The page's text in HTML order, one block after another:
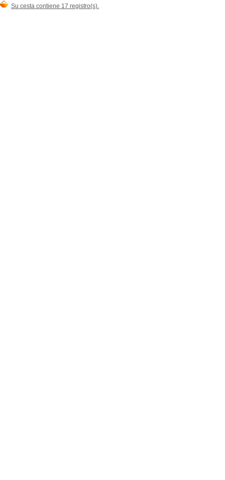
Su cesta contiene 17 registro(s).